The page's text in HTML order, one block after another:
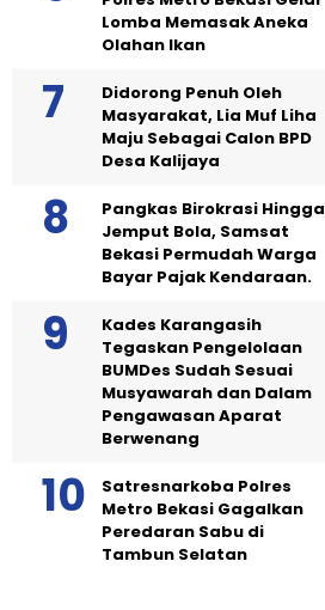
Lomba Memasak Aneka
Olahan Ikan
Didorong Penuh Oleh
Masyarakat, Lia Muf Liha
Maju Sebagai Calon BPD
Desa Kalijaya
Pangkas Birokrasi Hingga
Jemput Bola, Samsat
Bekasi Permudah Warga
Bayar Pajak Kendaraan.
Kades Karangasih
Tegaskan Pengelolaan
BUMDes Sudah Sesuai
Musyawarah dan Dalam
Pengawasan Aparat
Berwenang
Satresnarkoba Polres
Metro Bekasi Gagalkan
Peredaran Sabu di
Tambun Selatan